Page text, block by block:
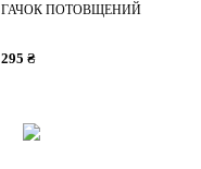
ГАЧОК ПОТОВЩЕНИЙ
295 ₴